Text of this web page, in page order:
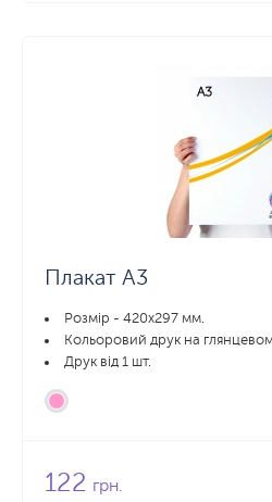
Плакат А3
Розмір - 420х297 мм.
Кольоровий друк на
Друк від 1 шт.
122 грн.